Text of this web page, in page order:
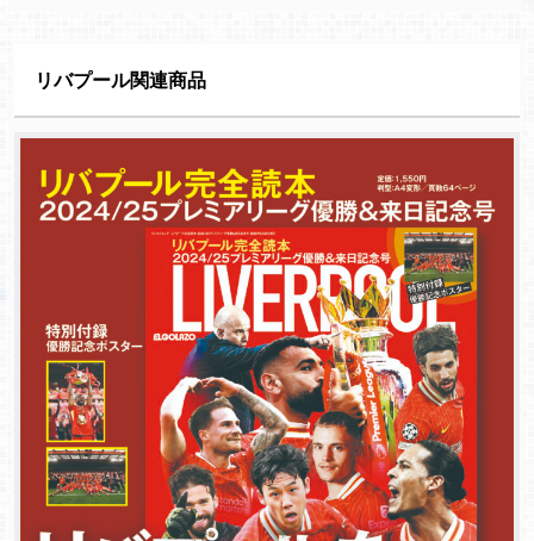
リバプール関連商品